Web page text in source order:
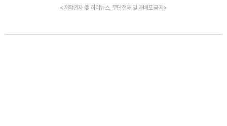
<저작권자 © 하이뉴스, 무단전재 및 재배포 금지>